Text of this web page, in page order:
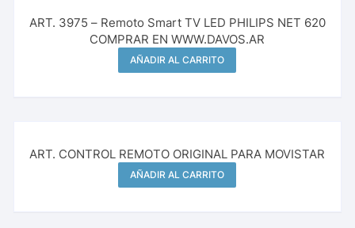
ART. 3975 – Remoto Smart TV LED PHILIPS NET 620
COMPRAR EN WWW.DAVOS.AR
AÑADIR AL CARRITO
ART. CONTROL REMOTO ORIGINAL PARA MOVISTAR
AÑADIR AL CARRITO